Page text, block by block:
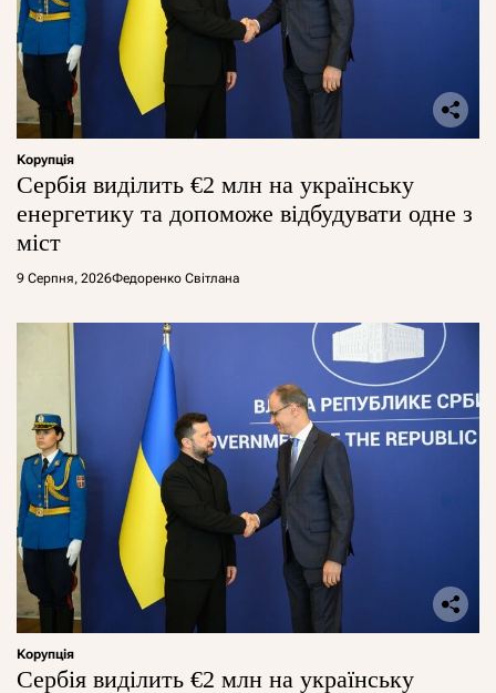
Корупція
Сербія виділить €2 млн на українську
енергетику та допоможе відбудувати одне з
міст
9 Серпня, 2026Федоренко Світлана
Корупція
Сербія виділить €2 млн на українську